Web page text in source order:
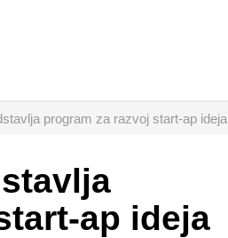
program za razvoj start-ap ideja
ap ideja